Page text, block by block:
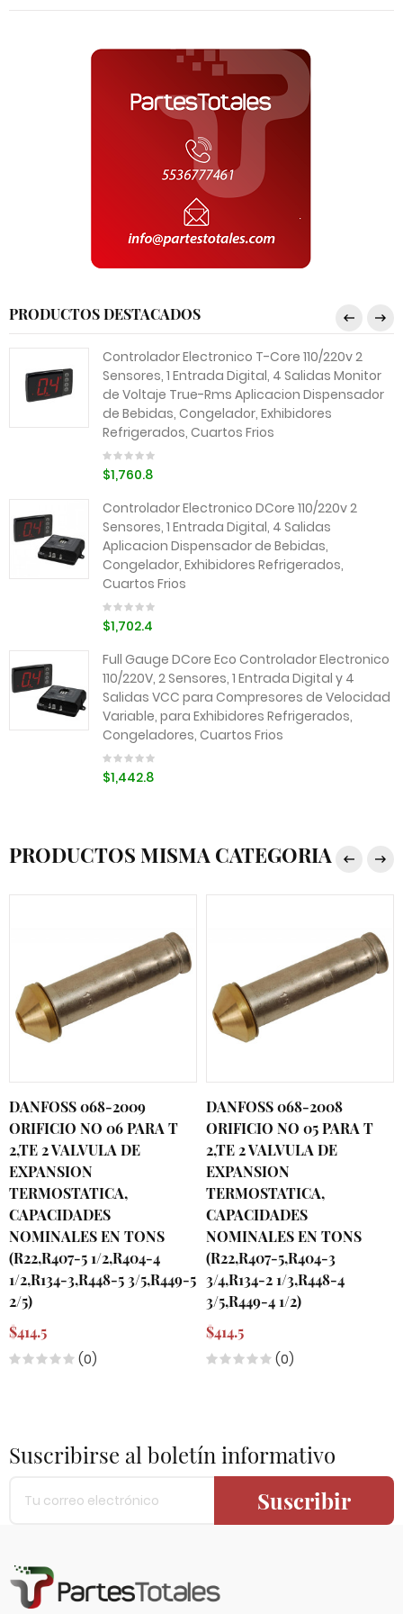
PRODUCTOS DESTACADOS
Controlador Electronico T-Core 110/220v 2
Sensores, 1 Entrada Digital, 4 Salidas Monitor
de Voltaje True-Rms Aplicacion Dispensador
de Bebidas, Congelador, Exhibidores
Refrigerados, Cuartos Frios
$1,760.8
Controlador Electronico DCore 110/220v 2
Sensores, 1 Entrada Digital, 4 Salidas
Aplicacion Dispensador de Bebidas,
Congelador, Exhibidores Refrigerados,
Cuartos Frios
$1,702.4
Full Gauge DCore Eco Controlador Electronico
110/220V, 2 Sensores, 1 Entrada Digital y 4
Salidas VCC para Compresores de Velocidad
Variable, para Exhibidores Refrigerados,
Congeladores, Cuartos Frios
$1,442.8
PRODUCTOS MISMA CATEGORIA
DANFOSS 068-2009
ORIFICIO NO 06 PARA T
2,TE 2 VALVULA DE
EXPANSION
TERMOSTATICA,
CAPACIDADES
NOMINALES EN TONS
(R22,R407-5 1/2,R404-4
1/2,R134-3,R448-5 3/5,R449-5
2/5)
$414.5
(0)
DANFOSS 068-2008
ORIFICIO NO 05 PARA T
2,TE 2 VALVULA DE
EXPANSION
TERMOSTATICA,
CAPACIDADES
NOMINALES EN TONS
(R22,R407-5,R404-3
3/4,R134-2 1/3,R448-4
3/5,R449-4 1/2)
$414.5
(0)
Suscribirse al boletín informativo
Suscribir